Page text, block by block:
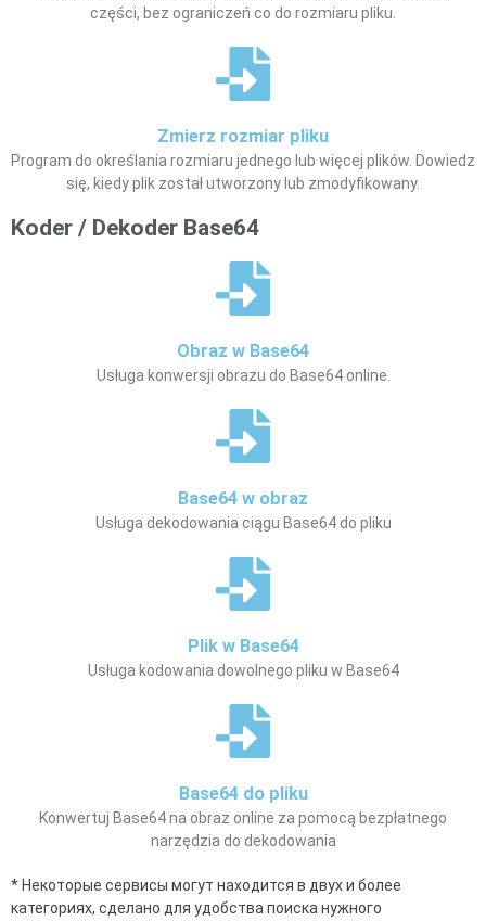
części, bez ograniczeń co do rozmiaru pliku.
Zmierz rozmiar pliku
Program do określania rozmiaru jednego lub więcej plików. Dowiedz
się, kiedy plik został utworzony lub zmodyfikowany.
Koder / Dekoder Base64
Obraz w Base64
Usługa konwersji obrazu do Base64 online.
Base64 w obraz
Usługa dekodowania ciągu Base64 do pliku
Plik w Base64
Usługa kodowania dowolnego pliku w Base64
Base64 do pliku
Konwertuj Base64 na obraz online za pomocą bezpłatnego
narzędzia do dekodowania
* Некоторые сервисы могут находится в двух и более
категориях, сделано для удобства поиска нужного